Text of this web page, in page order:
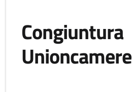
Congiuntura
Unioncamere